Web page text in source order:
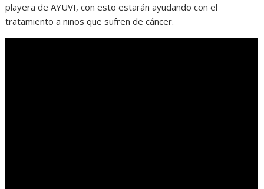
playera de AYUVI, con esto estarán ayudando con el
tratamiento a niños que sufren de cáncer.